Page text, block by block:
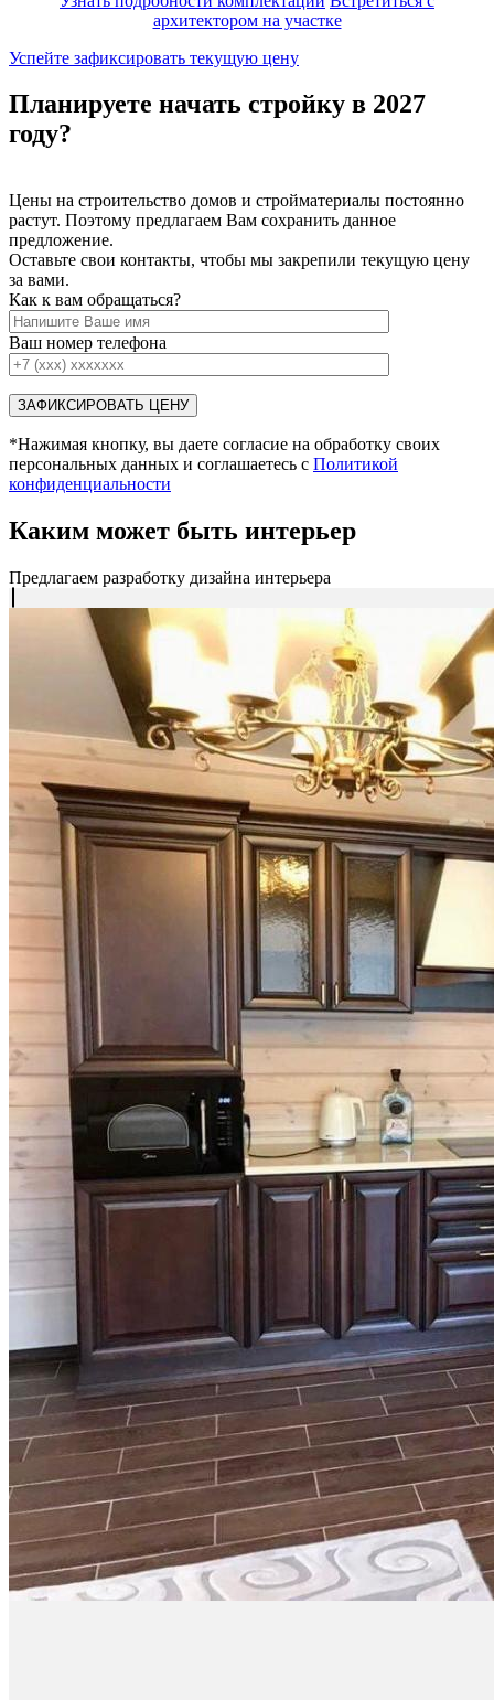
архитектором на участке
Успейте зафиксировать текущую цену
Планируете начать стройку в 2027
году?
Цены на строительство домов и стройматериалы постоянно
растут. Поэтому предлагаем Вам сохранить данное
предложение.
Оставьте свои контакты, чтобы мы закрепили текущую цену
за вами.
Как к вам обращаться?
Ваш номер телефона
*Нажимая кнопку, вы даете согласие на обработку своих
персональных данных и соглашаетесь с Политикой
конфиденциальности
Каким может быть интерьер
Предлагаем разработку дизайна интерьера